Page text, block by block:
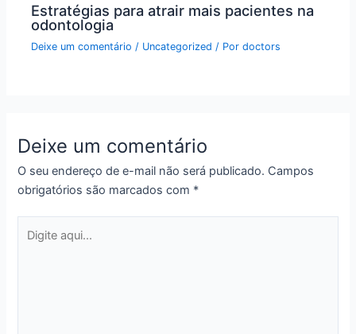
Estratégias para atrair mais pacientes na
odontologia
Deixe um comentário / Uncategorized / Pordoctors
Deixe um comentário
O seu endereço de e-mail não será publicado. Campos
obrigatórios são marcados com *
aqui...